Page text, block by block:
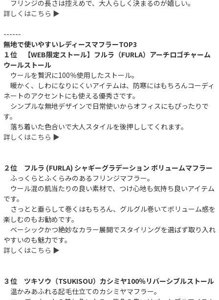
件
フリンジの長さは控えめで、大人らしく決まるのが嬉しい。
詳しくはこちら ▶︎
------
無地で使いやすいレディースマフラーTOP3
１位 【WEB限定ストール】フルラ（FURLA）アーチロゴチャーム
ウールストール
ウールを贅沢に100％使用したストール。
暖かく、しわになりにくいアイテムは、防寒にはもちろんコーディ
ネートのアクセントにも使える優秀さです。
シンプルな無地デザインで日常使いからオフィスにもぴったりで
す。
落ち着いた色合いで大人スタイルを後押ししてくれます。
詳しくはこちら ▶︎
２位 フルラ (FURLA) シャギーグラデーション ボリュームマフラー
ふっくらとふくらみのあるフリンジマフラー。
ウール混の肌当たりの良い素材で、つけ心地も気持ち良いアイテム
です。
さっとと垂らして巻くはもちろん、グルグル巻いてボリューム感を
楽しむのもお勧めです。
ベーシックかつ絶妙なカラー展開でスタイリングを選ばず取り入れ
やすいのも魅力です。
詳しくはこちら ▶︎
３位 ツキソウ（TSUKISOU）カシミヤ100％リバーシブルストール
温かみあふれる起毛仕立てのカシミヤマフラー。